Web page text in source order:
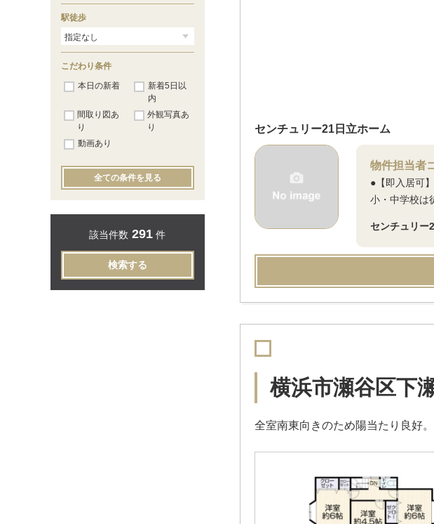
センチュリー21日立ホーム
物件担当者
●【即入居可
小・中学校は
センチュリー
横浜市瀬谷区下
全室南東向きのため陽当たり良好
駅徒歩
こだわり条件
本日の新着
新着5日以
内
間取り図あ
り
外観写真あ
り
動画あり
全ての条件を見る
該当件数 291 件
検索する